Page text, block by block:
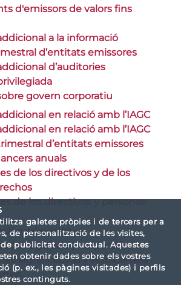
galetes pròpies i de tercers per a
de personalització de les visites,
publicitat conductual. Aquestes
obtenir dades sobre els vostres
(p. ex., les pàgines visitades) i perfils
continguts.
d'emissors de valors fins
a la informació
d’entitats emissores
d’auditories
govern corporatiu
en relació amb l’IAGC
en relació amb l’IAGC
d’entitats emissores
anuals
de los directivos y de los
de los directivos y personas
relevante
regulada y corporativa
significativas y Autocartera